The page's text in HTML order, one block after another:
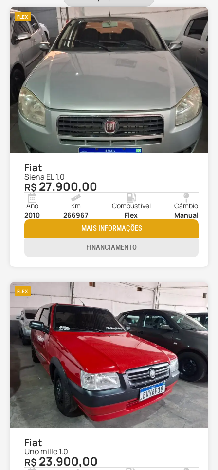
FLEX
Fiat
Siena EL 1.0
R$ 27.900,00
Ano
2010
Km
266967
Combustível
Flex
Câmbio
Manual
MAIS INFORMAÇÕES
FINANCIAMENTO
FLEX
Fiat
Uno mille 1.0
R$ 23.900,00